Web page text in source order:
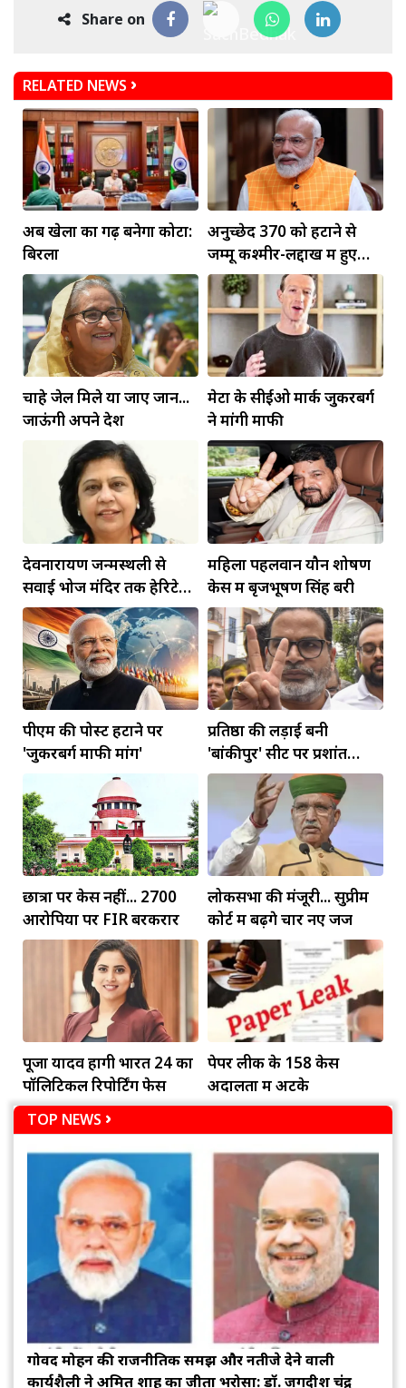
Share on
RELATED NEWS
अब खेलों का गढ़ बनेगा कोटा:
बिरला
अनुच्छेद 370 को हटाने से
जम्मू कश्मीर-लद्दाख में हुए
व्यापक बदलाव: PM मोदी
चाहे जेल मिले या जाए जान...
जाऊंगी अपने देश
मेटा के सीईओ मार्क जुकरबर्ग
ने मांगी माफी
देवनारायण जन्मस्थली से
सवाई भोज मंदिर तक हेरिटेज
कॉरिडोर बनाने की मांग
महिला पहलवान यौन शोषण
केस में बृजभूषण सिंह बरी
पीएम की पोस्ट हटाने पर
'जुकरबर्ग माफी मांगें'
प्रतिष्ठा की लड़ाई बनी
'बांकीपुर' सीट पर प्रशांत
किशोर की जीत
छात्रों पर केस नहीं... 2700
आरोपियों पर FIR बरकरार
लोकसभा की मंजूरी... सुप्रीम
कोर्ट में बढ़ेंगे चार नए जज
पूजा यादव होंगी भारत 24 का
पॉलिटिकल रिपोर्टिंग फेस
पेपर लीक के 158 केस
अदालतों में अटके
TOP NEWS
गोविंद मोहन की राजनीतिक समझ और नतीजे देने वाली
कार्यशैली ने अमित शाह का जीता भरोसा: डॉ. जगदीश चंद्र